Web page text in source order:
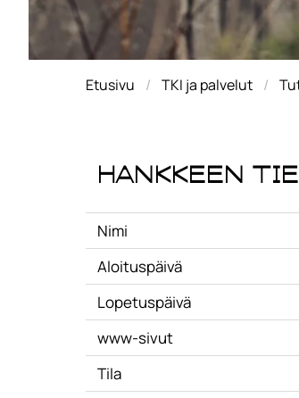
Etusivu TKI ja palvelut
Hankkeen
Nimi
Aloituspäivä
Lopetuspäivä
www-sivut
Tila